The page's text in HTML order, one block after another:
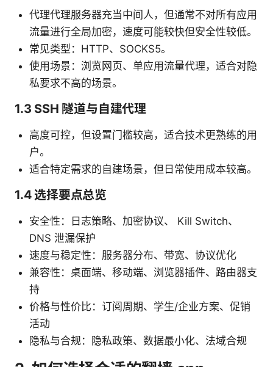
代理代理服务器充当中间人，但通常不对所有应用
流量进行全局加密，速度可能较快但安全性较低。
常见类型：HTTP、SOCKS5。
使用场景：浏览网页、单应用流量代理，适合对隐
私要求不高的场景。
1.3 SSH 隧道与自建代理
高度可控，但设置门槛较高，适合技术更熟练的用
户。
适合特定需求的自建场景，但日常使用成本较高。
1.4 选择要点总览
安全性：日志策略、加密协议、 Kill Switch、
DNS 泄漏保护
速度与稳定性：服务器分布、带宽、协议优化
兼容性：桌面端、移动端、浏览器插件、路由器支
持
价格与性价比：订阅周期、学生/企业方案、促销
活动
隐私与合规：隐私政策、数据最小化、法域合规